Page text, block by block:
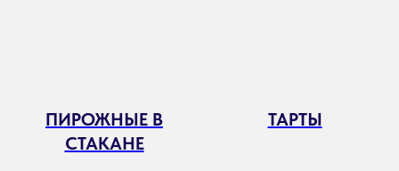
ПИРОЖНЫЕ В
СТАКАНЕ
ТАРТЫ